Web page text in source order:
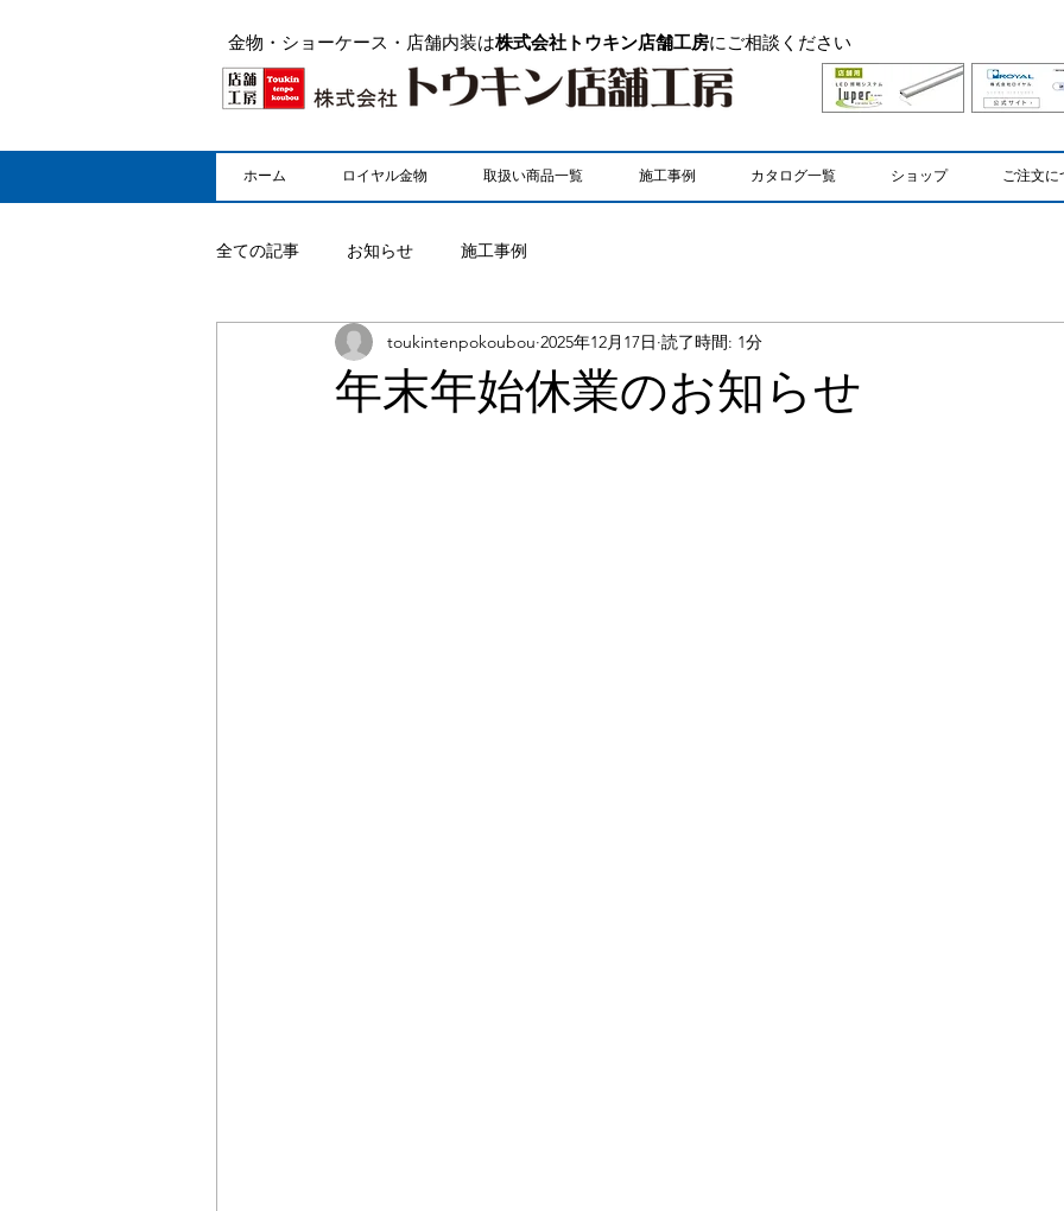
金物・ショーケース・店舗内装は株式会社トウキン店舗工房にご相談ください
ホーム ロイヤル金物 取扱い商品一覧 施工事例 カタログ一覧 ショップ ご注文に
全ての記事 お知らせ 施工事例
年末年始休業のお知らせ
toukintenpokoubou 2025年12月17日 読了時間: 1分